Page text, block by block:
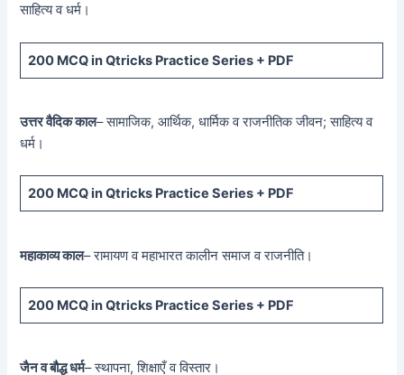
साहित्य व धर्म।
200 MCQin Qtricks Practice Series + PDF
उत्तर वैदिक काल– सामाजिक, आर्थिक, धार्मिक व राजनीतिक जीवन; साहित्य व
धर्म।
200 MCQin Qtricks Practice Series + PDF
महाकाव्य काल– रामायण व महाभारत कालीन समाज व राजनीति।
200 MCQin Qtricks Practice Series + PDF
जैन व बौद्ध धर्म– स्थापना, शिक्षाएँ व विस्तार।